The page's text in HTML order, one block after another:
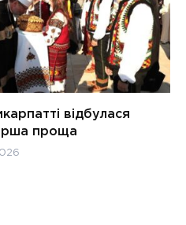
відбулася
проща